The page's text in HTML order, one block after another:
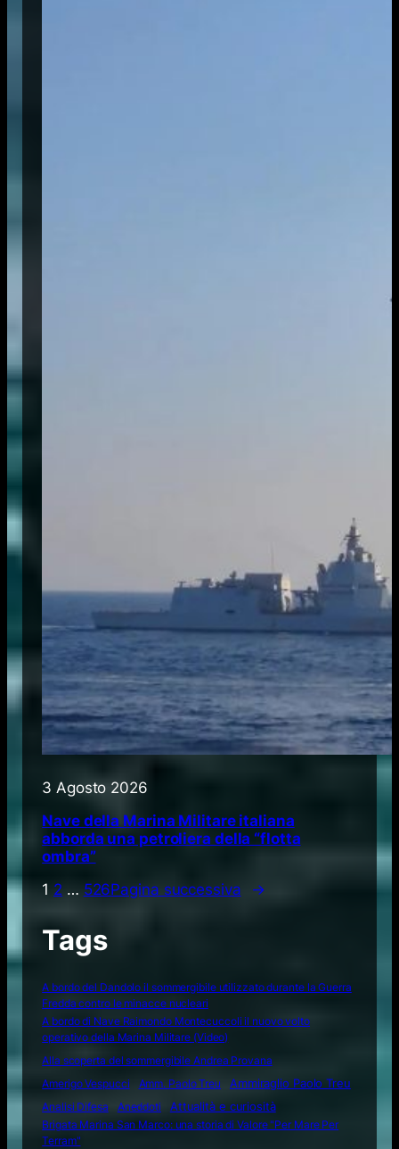
3 Agosto 2026
Nave della Marina Militare italiana
abborda una petroliera della “flotta
ombra”
1 2 … 526Pagina successiva →
Tags
A bordo del Dandolo il sommergibile utilizzato durante la Guerra
Fredda contro le minacce nucleari
A bordo di Nave Raimondo Montecuccoli il nuovo volto
operativo della Marina Militare (Video)
Alla scoperta del sommergibile Andrea Provana
Amerigo Vespucci
Amm. Paolo Treu
Ammiraglio Paolo Treu
Analisi Difesa
Aneddoti Attualità e curiosità
Brigata Marina San Marco: una storia di Valore "Per Mare Per
Terram"